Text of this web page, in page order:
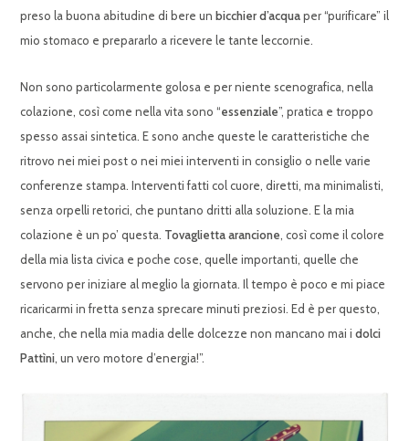
preso la buona abitudine di bere un bicchier d’acquaper “purificare” il
mio stomaco e prepararlo a ricevere le tante leccornie.
Non sono particolarmente golosa e per niente scenografica, nella
colazione, così come nella vita sono “essenziale”, pratica e troppo
spesso assai sintetica. E sono anche queste le caratteristiche che
ritrovo nei miei post o nei miei interventi in consiglio o nelle varie
conferenze stampa. Interventi fatti col cuore, diretti, ma minimalisti,
senza orpelli retorici, che puntano dritti alla soluzione. E la mia
colazione è un po’ questa. Tovaglietta arancione , così come il colore
della mia lista civica e poche cose, quelle importanti, quelle che
servono per iniziare al meglio la giornata. Il tempo è poco e mi piace
ricaricarmi in fretta senza sprecare minuti preziosi. Ed è per questo,
anche, che nella mia madia delle dolcezze non mancano mai i dolci
Pattìni , un vero motore d’energia!”.